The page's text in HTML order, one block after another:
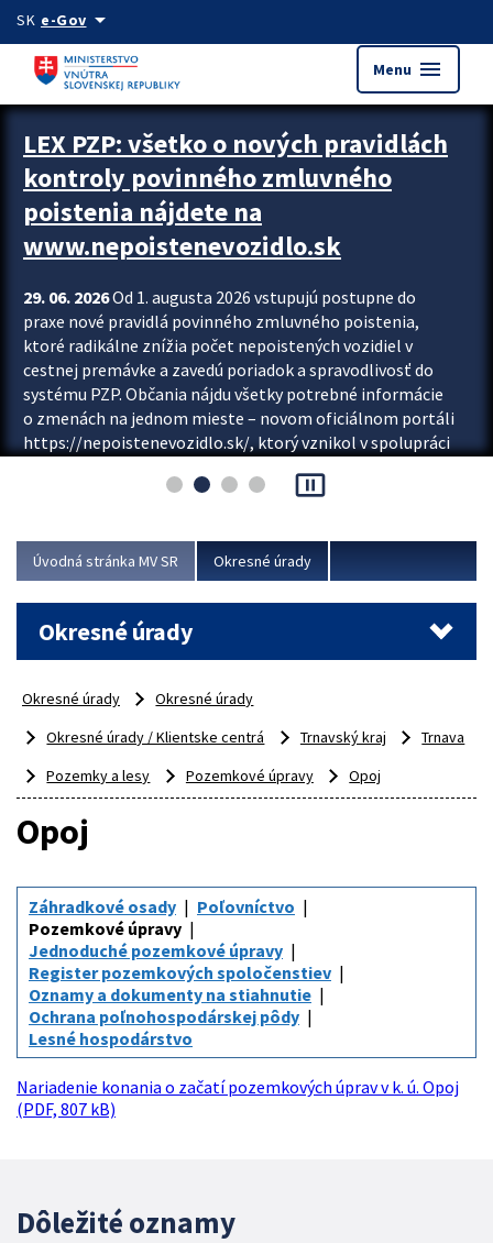
Preskocit na hlavný obsah
SK e-Govarrow_drop_down
Menu menu
Zastavit automatický posun upútavok
LEX PZP: všetko o nových pravidlách
kontroly povinného zmluvného
poistenia nájdete na
www.nepoistenevozidlo.sk
29. 06. 2026Od 1. augusta 2026 vstupujú postupne do
praxe nové pravidlá povinného zmluvného poistenia,
ktoré radikálne znížia počet nepoistených vozidiel v
cestnej premávke a zavedú poriadok a spravodlivosť do
systému PZP. Občania nájdu všetky potrebné informácie
o zmenách na jednom mieste – novom oficiálnom portáli
https://nepoistenevozidlo.sk/, ktorý vznikol v spolupráci
asociácie poisťovní (SLASPO) a Ministerstva vnútra SR.
Viac
pause_presentation
Úvodná stránka MV SR Okresné úrady
Okresné úrady
Okresné úrady
Okresné úrady
Okresné úrady / Klientske centrá
Trnavský kraj
Trnava
Pozemky a lesy
Pozemkové úpravy Opoj
Opoj
Záhradkové osady
Poľovníctvo
Pozemkové úpravy
Jednoduché pozemkové úpravy
Register pozemkových spoločenstiev
Oznamy a dokumenty na stiahnutie
Ochrana poľnohospodárskej pôdy
Lesné hospodárstvo
Nariadenie konania o začatí pozemkových úprav v k. ú. Opoj
(PDF, 807 kB)
Dôležité oznamy